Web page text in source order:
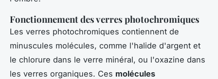
Fonctionnement des verres photochromiques
Les verres photochromiques contiennent de
minuscules molécules, comme l'halide d'argent et
le chlorure dans le verre minéral, ou l'oxazine dans
les verres organiques. Ces molécules